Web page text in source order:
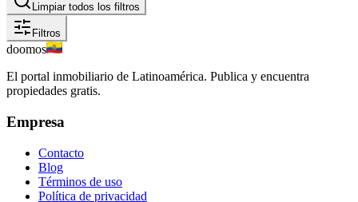
Limpiar todos los filtros
Filtros
doomos
El portal inmobiliario de Latinoamérica. Publica y encuentra
propiedades gratis.
Empresa
Contacto
Blog
Términos de uso
Política de privacidad